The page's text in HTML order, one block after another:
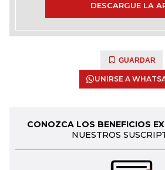
DESCARGUE LA
GUARDAR
UNIRSE A
CONOZCA LOS BENEFICIOS
NUESTROS